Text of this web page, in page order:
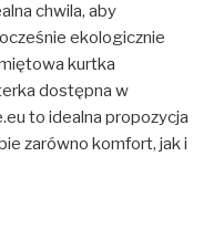
chwila, aby
ekologicznie
kurtka
dostępna w
to idealna propozycja
zarówno komfort, jak i